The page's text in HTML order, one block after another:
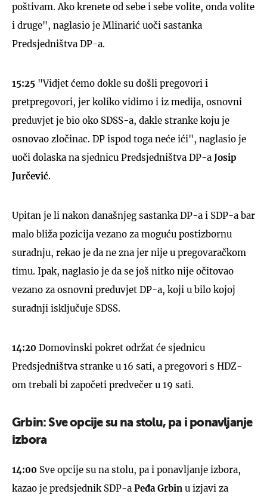
poštivam. Ako krenete od sebe i sebe volite, onda volite
i druge", naglasio je Mlinarić uoči sastanka
Predsjedništva DP-a.
15:25 "Vidjet ćemo dokle su došli pregovori i
pretpregovori, jer koliko vidimo i iz medija, osnovni
preduvjet je bio oko SDSS-a, dakle stranke koju je
osnovao zločinac. DP ispod toga neće ići", naglasio je
uoči dolaska na sjednicu Predsjedništva DP-a Josip
Jurčević.
Upitan je li nakon današnjeg sastanka DP-a i SDP-a bar
malo bliža pozicija vezano za moguću postizbornu
suradnju, rekao je da ne zna jer nije u pregovaračkom
timu. Ipak, naglasio je da se još nitko nije očitovao
vezano za osnovni preduvjet DP-a, koji u bilo kojoj
suradnji isključuje SDSS.
14:20 Domovinski pokret održat će sjednicu
Predsjedništva stranke u 16 sati, a pregovori s HDZ-
om trebali bi započeti predvečer u 19 sati.
Grbin: Sve opcije su na stolu, pa i ponavljanje
izbora
14:00 Sve opcije su na stolu, pa i ponavljanje izbora,
kazao je predsjednik SDP-a Peđa Grbin u izjavi za